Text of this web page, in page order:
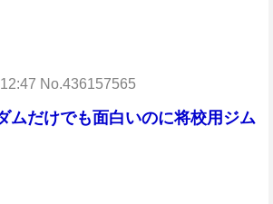
No.436157565
ムだけでも面白いのに将校用ジム